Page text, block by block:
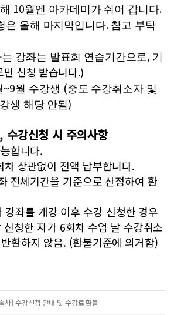
10월엔 아카데미가 쉬어 갑니다.
은 올해 마지막입니다. 참고 부탁
강좌는 발표회 연습기간으로, 기
만 신청 받습니다.)
~9월 수강생 (중도 수강취소자 및
생 해당 안됨 )
수강신청 시 주의사항
합니다.
상관없이 전액 납부합니다.
전체기간을 기준으로 산정하여 환
좌를 개강 이후 수강 신청한 경우
청한 자가 6회차 수업 날 수강취소
환하지 않음. (환불기준에 의거함)
사] 수강신청 안내 및 수강료 환불